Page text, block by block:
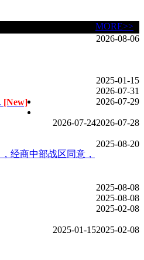
MORE>>
2026-08-06
2025-01-15
2026-07-31
[New] 2026-07-29
2026-07-28
2026-07-24
2025-08-20
经商中部战区同意，
2025-08-08
2025-08-08
2025-02-08
2025-02-08
2025-01-15